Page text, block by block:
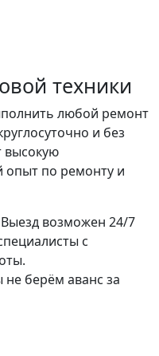
техники
любой ремонт
и без
высокую
опыт по ремонту и
возможен 24/7
с
берём аванс за